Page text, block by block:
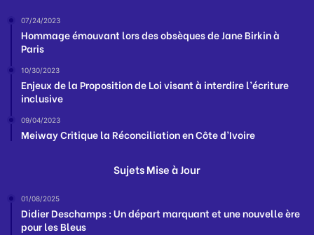
07/24/2023
Hommage émouvant lors des obsèques de Jane Birkin à
Paris
10/30/2023
Enjeux de la Proposition de Loi visant à interdire l’écriture
inclusive
09/04/2023
Meiway Critique la Réconciliation en Côte d’Ivoire
Sujets Mise à Jour
01/08/2025
Didier Deschamps : Un départ marquant et une nouvelle ère
pour les Bleus